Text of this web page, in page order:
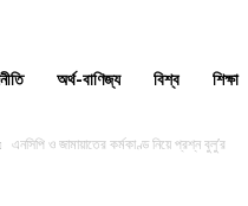
অর্থ-বাণিজ্য বিশ্ব শিক্ষা
এনসিপি ও জামায়াতের কর্মকাণ্ড নিয়ে প্রশ্ন বুলু’র